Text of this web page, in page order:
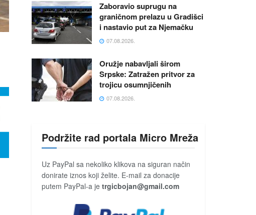
Zaboravio suprugu na
graničnom prelazu u Gradišci
i nastavio put za Njemačku
07.08.2026.
Oružje nabavljali širom
Srpske: Zatražen pritvor za
trojicu osumnjičenih
07.08.2026.
Podržite rad portala Micro Mreža
Uz PayPal sa nekoliko klikova na siguran način
donirate iznos koji želite. E-mail za donacije
putem PayPal-a je trgicbojan@gmail.com